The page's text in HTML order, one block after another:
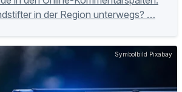
in der Region unterwegs? …
Symbolbild Pixabay